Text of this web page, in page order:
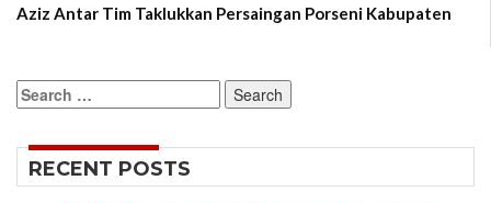
Aziz Antar Tim Taklukkan Persaingan Porseni Kabupaten
Search
for:
RECENT POSTS